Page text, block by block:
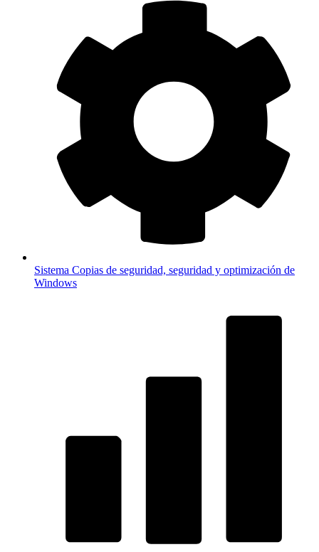
Sistema Copias de seguridad, seguridad y optimización de
Windows